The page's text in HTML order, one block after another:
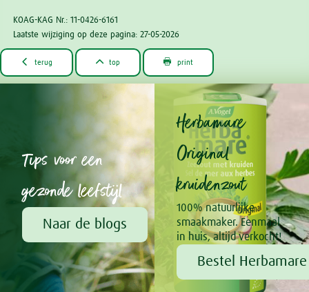
KOAG-KAG Nr.: 11-0426-6161
Laatste wijziging op deze pagina: 27-05-2026
 terug  top  print
Tips voor een
gezonde leefstijl
Naar de blogs
Herbamare
Original
kruidenzout
100% natuurlijke
smaakmaker. Eenmaal
in huis, altijd verkocht!
Bestel